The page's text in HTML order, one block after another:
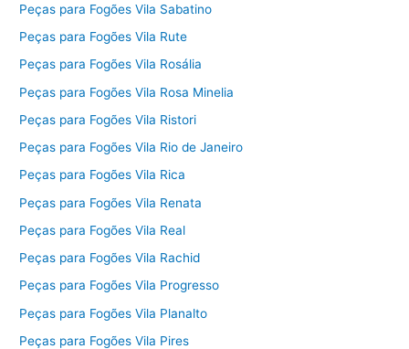
Peças para Fogões Vila Sabatino
Peças para Fogões Vila Rute
Peças para Fogões Vila Rosália
Peças para Fogões Vila Rosa Minelia
Peças para Fogões Vila Ristori
Peças para Fogões Vila Rio de Janeiro
Peças para Fogões Vila Rica
Peças para Fogões Vila Renata
Peças para Fogões Vila Real
Peças para Fogões Vila Rachid
Peças para Fogões Vila Progresso
Peças para Fogões Vila Planalto
Peças para Fogões Vila Pires